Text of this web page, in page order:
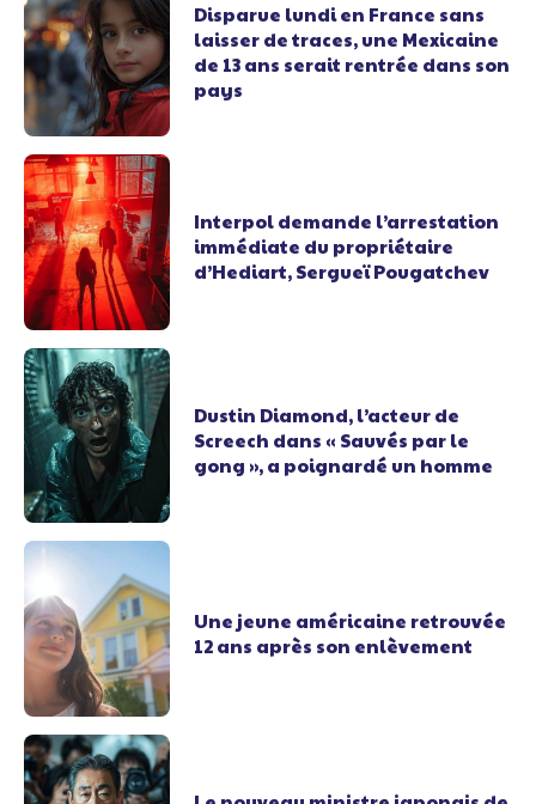
Disparue lundi en France sans
laisser de traces, une Mexicaine
de 13 ans serait rentrée dans son
pays
Interpol demande l’arrestation
immédiate du propriétaire
d’Hediart, Sergueï Pougatchev
Dustin Diamond, l’acteur de
Screech dans « Sauvés par le
gong », a poignardé un homme
Une jeune américaine retrouvée
12 ans après son enlèvement